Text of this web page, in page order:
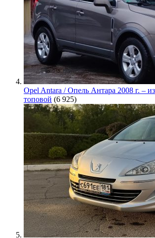
Opel Antara / Опель Антара 2008 г. –
топовой (6 925)